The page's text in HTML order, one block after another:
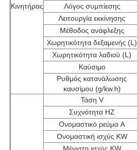
Κινητό όχημα φωτισμού
Κινητήρας
Λόγος συμπίεσης
Λειτουργία εκκίνησης
Μέθοδος ανάφλεξης
Χωρητικότητα δεξαμενής (L)
Χωρητικότητα λαδιού (L)
Καύσιμο
Ρυθμός κατανάλωσης
καυσίμου (g/kw.h)
Τάση V
Συχνότητα HZ
Ονομαστικό ρεύμα A
Ονομαστική ισχύς KW